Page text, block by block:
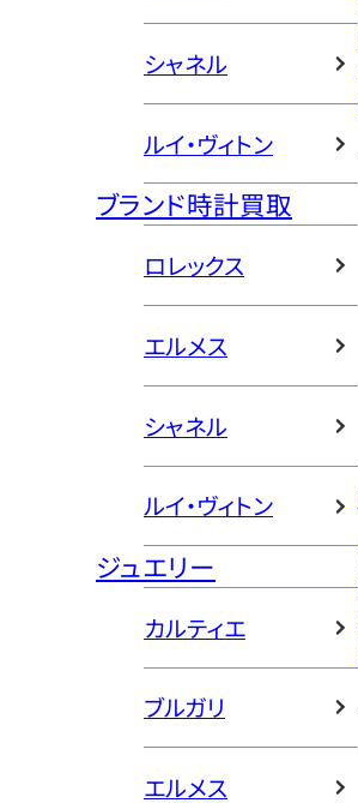
シャネル
ルイ・ヴィトン
ブランド時計買取
ロレックス
エルメス
シャネル
ルイ・ヴィトン
ジュエリー
カルティエ
ブルガリ
エルメス